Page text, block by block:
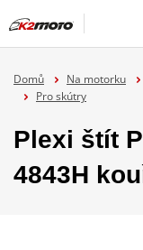
Domů Na motorku
Pro skútry
Plexi štít
4843H